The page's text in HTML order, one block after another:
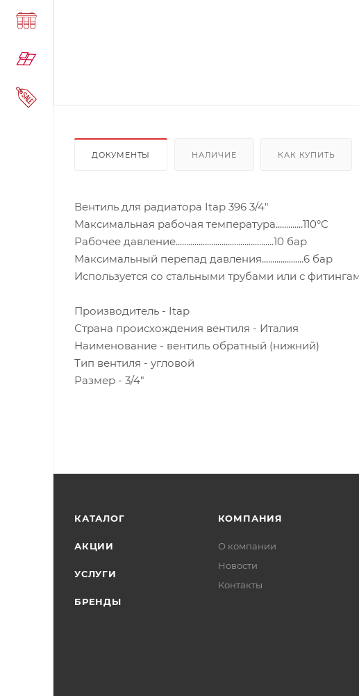
ДОКУМЕНТЫ НАЛИЧИЕ КАК КУПИТЬ
Вентиль для радиатора Itap 396 3/4"
Максимальная рабочая температура.............110°С
Рабочее давление...............................................10 бар
Максимальный перепад давления....................6 бар
Используется со стальными трубами или с
Производитель - Itap
Страна происхождения вентиля - Италия
Наименование - вентиль обратный (нижний)
Тип вентиля - угловой
Размер - 3/4"
КАТАЛОГ
АКЦИИ
УСЛУГИ
БРЕНДЫ
КОМПАНИЯ
О компании
Новости
Контакты